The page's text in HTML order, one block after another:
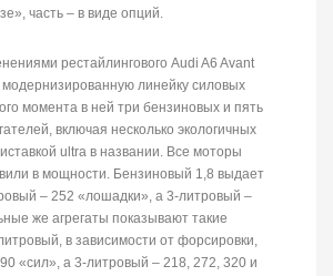
часть – в виде опций.
рестайлингового Audi A6 Avant
линейку силовых
момента в ней три бензиновых и пять
включая несколько экологичных
ultra в названии. Все моторы
в мощности. Бензиновый 1,8 выдает
– 252 «лошадки», а 3-литровый –
же агрегаты показывают такие
в зависимости от форсировки,
«сил», а 3-литровый – 218, 272, 320 и